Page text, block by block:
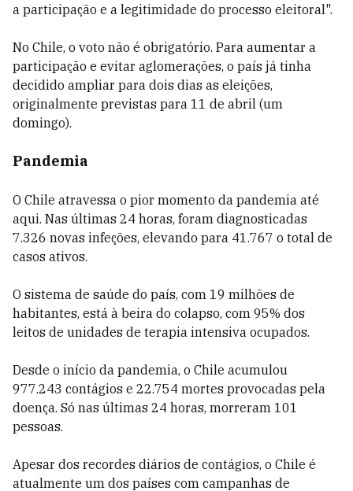
a participação e a legitimidade do processo eleitoral".
No Chile, o voto não é obrigatório. Para aumentar a
participação e evitar aglomerações, o país já tinha
decidido ampliar para dois dias as eleições,
originalmente previstas para 11 de abril (um
domingo).
Pandemia
O Chile atravessa o pior momento da pandemia até
aqui. Nas últimas 24 horas, foram diagnosticadas
7.326 novas infeções, elevando para 41.767 o total de
casos ativos.
O sistema de saúde do país, com 19 milhões de
habitantes, está à beira do colapso, com 95% dos
leitos de unidades de terapia intensiva ocupados.
Desde o início da pandemia, o Chile acumulou
977.243 contágios e 22.754 mortes provocadas pela
doença. Só nas últimas 24 horas, morreram 101
pessoas.
Apesar dos recordes diários de contágios, o Chile é
atualmente um dos países com campanhas de